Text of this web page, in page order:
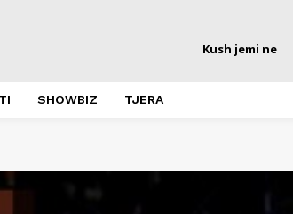
Kush jemi ne
SHOWBIZ TJERA